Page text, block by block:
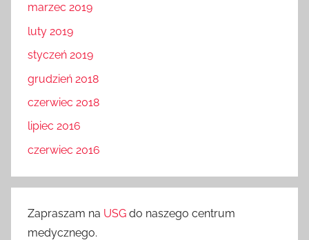
marzec 2019
luty 2019
styczeń 2019
grudzień 2018
czerwiec 2018
lipiec 2016
czerwiec 2016
Zapraszam na USG do naszego centrum
medycznego.